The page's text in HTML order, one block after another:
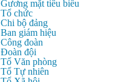
Gương mặt tiêu biểu
Tổ chức
Chi bộ đảng
Ban giám hiệu
Công đoàn
Đoàn đội
Tổ Văn phòng
Tổ Tự nhiên